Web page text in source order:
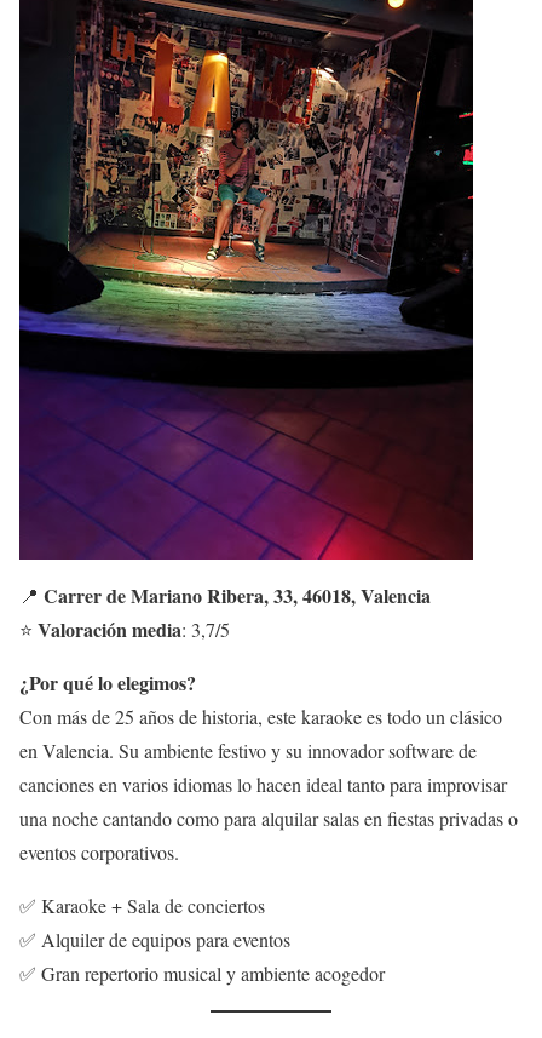
📍 Carrer de Mariano Ribera, 33, 46018, Valencia
⭐ Valoración media: 3,7/5
¿Por qué lo elegimos?
Con más de 25 años de historia, este karaoke es todo un clásico
en Valencia. Su ambiente festivo y su innovador software de
canciones en varios idiomas lo hacen ideal tanto para improvisar
una noche cantando como para alquilar salas en fiestas privadas o
eventos corporativos.
✅ Karaoke + Sala de conciertos
✅ Alquiler de equipos para eventos
✅ Gran repertorio musical y ambiente acogedor